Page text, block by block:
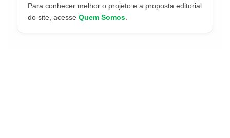
Para conhecer melhor o projeto e a proposta editorial
do site, acesse Quem Somos